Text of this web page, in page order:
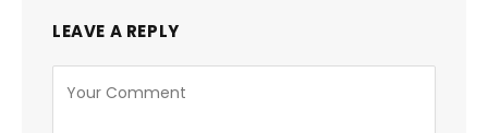
LEAVE A REPLY